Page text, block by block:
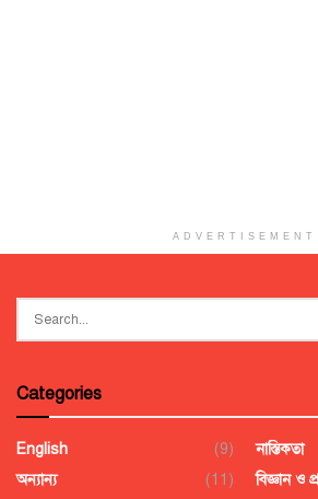
ADVERTISEMENT
Categories
English
(9)
অন্যান্য
(11)
নাস্তিকতা
বিজ্ঞান ও